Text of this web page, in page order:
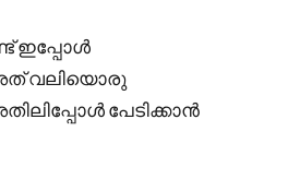
ഇപ്പോൾ
വലിയൊരു
പേടിക്കാൻ